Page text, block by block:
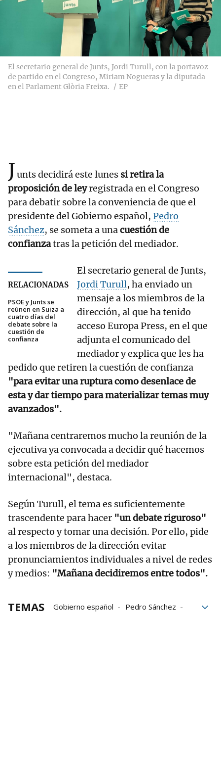
El secretario general de Junts, Jordi Turull, con la portavoz
de partido en el Congreso, Miriam Nogueras y la diputada
en el Parlament Glòria Freixa.
EP
Junts decidirá este lunes si retira la
proposición de leyregistrada en el Congreso
para debatir sobre la conveniencia de que el
presidente del Gobierno español, Pedro
Sánchez, se someta a unacuestión de
confianzatras la petición del mediador.
RELACIONADAS
PSOE y Junts se
reúnen en Suiza a
cuatro días del
debate sobre la
cuestión de
confianza
El secretario general de Junts,
Jordi Turull, ha enviado un
mensaje a los miembros de la
dirección, al que ha tenido
acceso Europa Press, en el que
adjunta el comunicado del
mediador y explica que les ha
pedido que retiren la cuestión de confianza
"para evitar una ruptura como desenlace de
esta y dar tiempo para materializar temas muy
avanzados".
"Mañana centraremos mucho la reunión de la
ejecutiva ya convocada a decidir qué hacemos
sobre esta petición del mediador
internacional", destaca.
Según Turull, el tema es suficientemente
trascendente para hacer "un debate riguroso"
al respecto y tomar una decisión. Por ello, pide
a los miembros de la dirección evitar
pronunciamientos individuales a nivel de redes
y medios: "Mañana decidiremos entre todos".
TEMAS Gobierno español
Pedro Sánchez